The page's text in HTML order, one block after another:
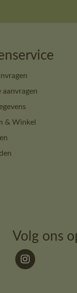
aanvragen
& Winkel
Volg ons